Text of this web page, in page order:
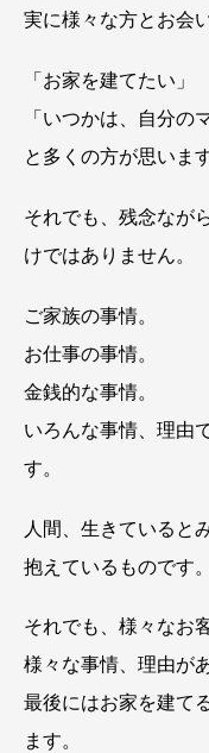
実に様々な方とお会
「お家を建てたい」
「いつかは、自分の
と多くの方が思います
それでも、残念なが
けではありません。
ご家族の事情。
お仕事の事情。
金銭的な事情。
いろんな事情、理由
す。
人間、生きていると
抱えているものです。
それでも、様々なお
様々な事情、理由が
最後にはお家を建て
ます。